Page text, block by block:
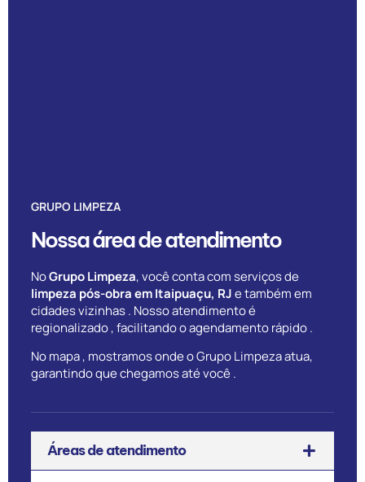
GRUPO LIMPEZA
Nossa área de atendimento
NoGrupo Limpeza, você conta com serviços de
limpeza pós-obra em Itaipuaçu, RJe também em
cidades vizinhas . Nosso atendimento é
regionalizado , facilitando o agendamento rápido .
No mapa , mostramos onde o Grupo Limpeza atua,
garantindo que chegamos até você .
Áreas de atendimento